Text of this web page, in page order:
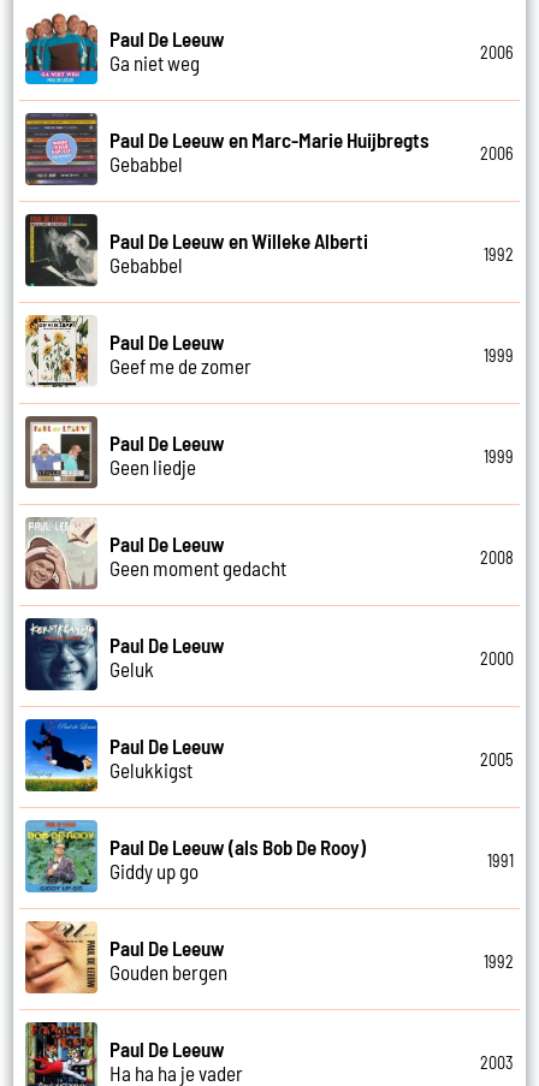
Paul De Leeuw
Ga niet weg
2006
Paul De Leeuw en Marc-Marie Huijbregts
Gebabbel
2006
Paul De Leeuw en Willeke Alberti
Gebabbel
1992
Paul De Leeuw
Geef me de zomer
1999
Paul De Leeuw
Geen liedje
1999
Paul De Leeuw
Geen moment gedacht
2008
Paul De Leeuw
Geluk
2000
Paul De Leeuw
Gelukkigst
2005
Paul De Leeuw (als Bob De Rooy)
Giddy up go
1991
Paul De Leeuw
Gouden bergen
1992
Paul De Leeuw
Ha ha ha je vader
2003